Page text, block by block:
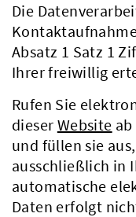
Die
Absatz 1 Satz 1
Ihrer freiwillig
Rufen Sie
dieser Website
und füllen sie
ausschließlich in
automatische
Daten erfolgt